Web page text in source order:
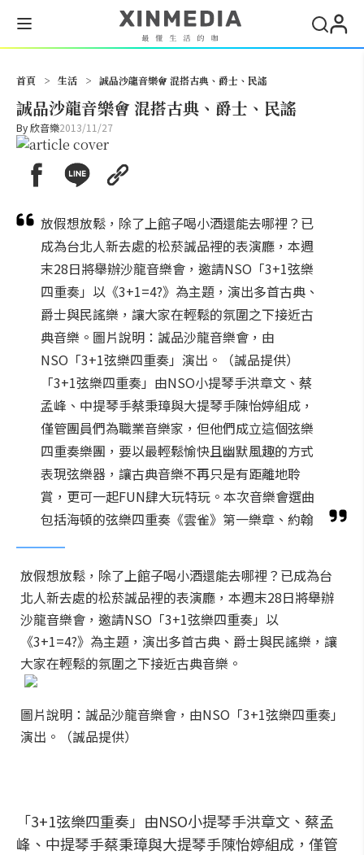
首頁 > 生活 > 誠品沙龍音樂會 混搭古典、爵士、民謠
誠品沙龍音樂會 混搭古典、爵士、民謠
By欣音樂2013/11/27
放假想放鬆，除了上館子喝小酒還能去哪裡？已
成為台北人新去處的松菸誠品裡的表演廳，本週
末28日將舉辦沙龍音樂會，邀請NSO「3+1弦樂
四重奏」以《3+1=4?》為主題，演出多首古典、
爵士與民謠樂，讓大家在輕鬆的氛圍之下接近古
典音樂。圖片說明：誠品沙龍音樂會，由
NSO「3+1弦樂四重奏」演出。（誠品提供）
「3+1弦樂四重奏」由NSO小提琴手洪章文、蔡
孟峰、中提琴手蔡秉璋與大提琴手陳怡婷組成，
僅管團員們為職業音樂家，但他們成立這個弦樂
四重奏樂團，要以最輕鬆愉快且幽默風趣的方式
表現弦樂器，讓古典音樂不再只是有距離地聆
賞，更可一起FUN肆大玩特玩。本次音樂會選曲
包括海頓的弦樂四重奏《雲雀》第一樂章、約翰
放假想放鬆，除了上館子喝小酒還能去哪裡？已成為台
北人新去處的松菸誠品裡的表演廳，本週末28日將舉辦
沙龍音樂會，邀請NSO「3+1弦樂四重奏」以
《3+1=4?》為主題，演出多首古典、爵士與民謠樂，讓
大家在輕鬆的氛圍之下接近古典音樂。
圖片說明：誠品沙龍音樂會，由NSO「3+1弦樂四重奏」
演出。（誠品提供）
「3+1弦樂四重奏」由NSO小提琴手洪章文、蔡孟
峰、中提琴手蔡秉璋與大提琴手陳怡婷組成，僅管